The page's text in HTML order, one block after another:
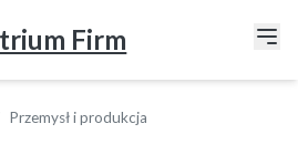
Firm
Przemysł i produkcja